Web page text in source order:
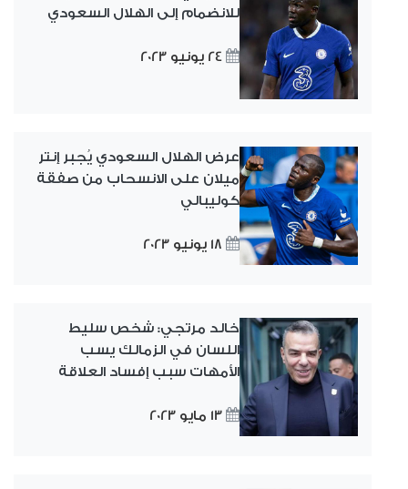
للانضمام إلى الهلال السعودي
24 يونيو 2023
عرض الهلال السعودي يُجبر إنتر
ميلان على الانسحاب من صفقة
كوليبالي
18 يونيو 2023
خالد مرتجي: شخص سليط
اللسان في الزمالك يسب
الأمهات سبب إفساد العلاقة
13 مايو 2023